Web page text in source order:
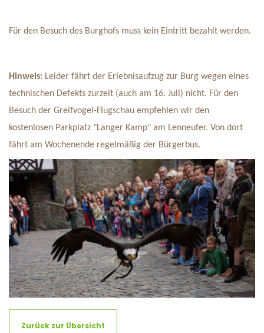
Für den Besuch des Burghofs muss kein Eintritt bezahlt werden.
Hinweis: Leider fährt der Erlebnisaufzug zur Burg wegen eines
technischen Defekts zurzeit (auch am 16. Juli) nicht. Für den
Besuch der Greifvogel-Flugschau empfehlen wir den
kostenlosen Parkplatz "Langer Kamp" am Lenneufer. Von dort
fährt am Wochenende regelmäßig der Bürgerbus.
Zurück zur Übersicht